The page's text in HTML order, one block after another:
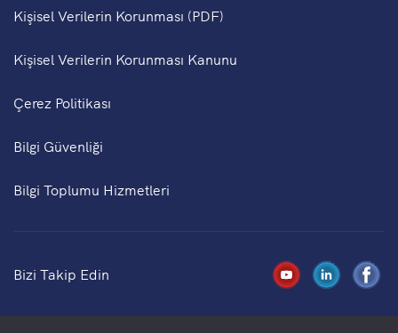
Kişisel Verilerin Korunması (PDF)
Kişisel Verilerin Korunması Kanunu
Çerez Politikası
Bilgi Güvenliği
Bilgi Toplumu Hizmetleri
Bizi Takip Edin